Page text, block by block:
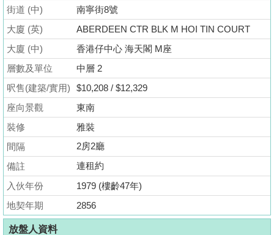
置
業
手
冊
關
於
我
們
街道 (中)
南寧街8號
大廈 (英)
ABERDEEN CTR BLK M HOI TIN COURT
大廈 (中)
香港仔中心 海天閣 M座
層數及單位
中層 2
呎售(建築/實用)
$10,208 / $12,329
座向景觀
東南
裝修
雅裝
間隔
2房2廳
備註
連租約
入伙年份
1979 (樓齡47年)
地契年期
2856
放盤人資料